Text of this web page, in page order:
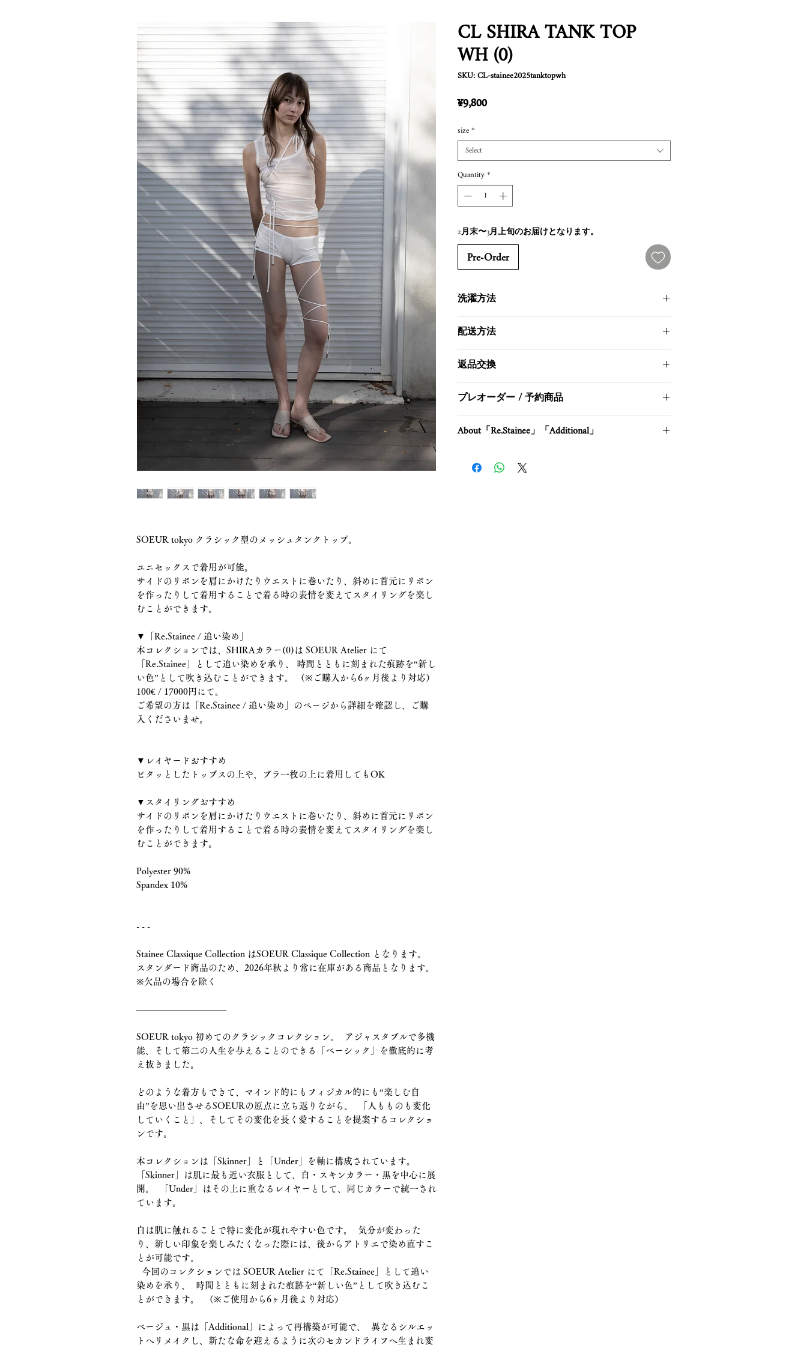
SOEUR tokyo クラシック型のメッシュタンクトップ。
ユニセックスで着用が可能。
サイドのリボンを肩にかけたりウエストに巻いたり、斜めに首元にリボン
を作ったりして着用することで着る時の表情を変えてスタイリングを楽し
むことができます。
▼「Re.Stainee / 追い染め」
本コレクションでは、SHIRAカラー(0)は SOEUR Atelier にて
「Re.Stainee」として追い染めを承り、 時間とともに刻まれた痕跡を“新し
い色”として吹き込むことができます。 （※ご購入から6ヶ月後より対応）
100€ / 17000円にて。
ご希望の方は「Re.Stainee / 追い染め」のページから詳細を確認し、ご購
入くださいませ。
▼レイヤードおすすめ
ピタッとしたトップスの上や、ブラ一枚の上に着用してもOK
▼スタイリングおすすめ
サイドのリボンを肩にかけたりウエストに巻いたり、斜めに首元にリボン
を作ったりして着用することで着る時の表情を変えてスタイリングを楽し
むことができます。
Polyester 90%
Spandex 10%
- - -
Stainee Classique Collection はSOEUR Classique Collection となります。
スタンダード商品のため、2026年秋より常に在庫がある商品となります。
※欠品の場合を除く
――――――――――
SOEUR tokyo 初めてのクラシックコレクション。 アジャスタブルで多機
能、そして第二の人生を与えることのできる「ベーシック」を徹底的に考
え抜きました。
どのような着方もできて、マインド的にもフィジカル的にも“楽しむ自
由”を思い出させるSOEURの原点に立ち返りながら、 「人もものも変化
していくこと」、そしてその変化を長く愛することを提案するコレクショ
ンです。
本コレクションは「Skinner」と「Under」を軸に構成されています。
「Skinner」は肌に最も近い衣服として、白・スキンカラー・黒を中心に展
開。 「Under」はその上に重なるレイヤーとして、同じカラーで統一され
ています。
白は肌に触れることで特に変化が現れやすい色です。 気分が変わった
り、新しい印象を楽しみたくなった際には、後からアトリエで染め直すこ
とが可能です。
今回のコレクションでは SOEUR Atelier にて「Re.Stainee」として追い
染めを承り、 時間とともに刻まれた痕跡を“新しい色”として吹き込むこ
とができます。 （※ご使用から6ヶ月後より対応）
ベージュ・黒は「Additional」によって再構築が可能で、 異なるシルエッ
トへリメイクし、新たな命を迎えるように次のセカンドライフへ生まれ変
CL SHIRA TANK TOP
WH (0)
SKU: CL-stainee2025tanktopwh
¥9,800Price
size*
Select
Quantity*
2月末〜3月上旬のお届けとなります。
Pre-Order
洗濯方法
- タンブル乾燥はしないでください。
配送方法
返品交換
ん。
商品のお問い合わせは soeur.tokyo@gmail.com までご連
プレオーダー / 予約商品
About「Re.Stainee」「Additional」
本コレクションでは、SHIRAカラー(0)は SOEUR Atelier